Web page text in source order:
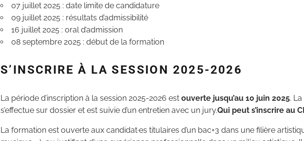
07 juillet 2025 : date limite de candidature
09 juillet 2025 : résultats d’admissibilité
16 juillet 2025 : oral d’admission
08 septembre 2025 : début de la formation
S’INSCRIRE À LA SESSION 2025-2026
La période d’inscription à la session 2025-2026 est ouverte jusqu’au 10 juin 2025.
s’effectue sur dossier et est suivie d’un entretien avec un jury.Qui peut s’inscrire au
La formation est ouverte aux candidat·es titulaires d’un bac+3 dans une filière